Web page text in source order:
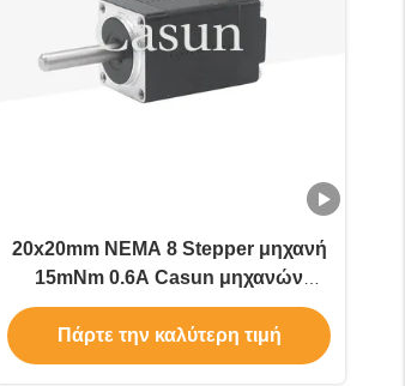
20x20mm NEMA 8 Stepper μηχανή
15mNm 0.6A Casun μηχανών
διφασική
Πάρτε την καλύτερη τιμή